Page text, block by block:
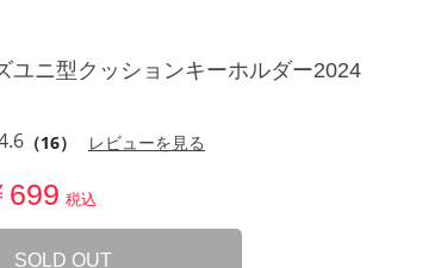
ユニ型クッションキーホルダー2024
（16） レビューを見る
699 税込
SOLD OUT